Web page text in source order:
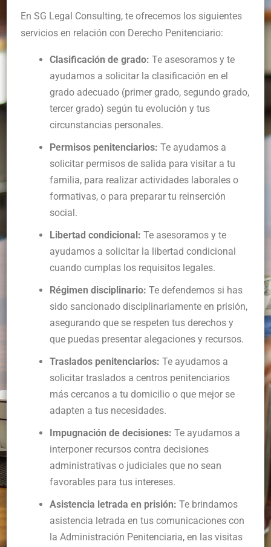
En SG Legal Consulting, te ofrecemos los siguientes
servicios en relación con Derecho Penitenciario:
Clasificación de grado: Te asesoramos y te
ayudamos a solicitar la clasificación en el
grado adecuado (primer grado, segundo grado,
tercer grado) según tu evolución y tus
circunstancias personales.
Permisos penitenciarios: Te ayudamos a
solicitar permisos de salida para visitar a tu
familia, para realizar actividades laborales o
formativas, o para preparar tu reinserción
social.
Libertad condicional: Te asesoramos y te
ayudamos a solicitar la libertad condicional
cuando cumplas los requisitos legales.
Régimen disciplinario: Te defendemos si has
sido sancionado disciplinariamente en prisión,
asegurando que se respeten tus derechos y
que puedas presentar alegaciones y recursos.
Traslados penitenciarios: Te ayudamos a
solicitar traslados a centros penitenciarios
más cercanos a tu domicilio o que mejor se
adapten a tus necesidades.
Impugnación de decisiones: Te ayudamos a
interponer recursos contra decisiones
administrativas o judiciales que no sean
favorables para tus intereses.
Asistencia letrada en prisión: Te brindamos
asistencia letrada en tus comunicaciones con
la Administración Penitenciaria, en las visitas